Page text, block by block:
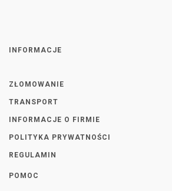
INFORMACJE
ZŁOMOWANIE
TRANSPORT
INFORMACJE O FIRMIE
POLITYKA PRYWATNOŚCI
REGULAMIN
POMOC